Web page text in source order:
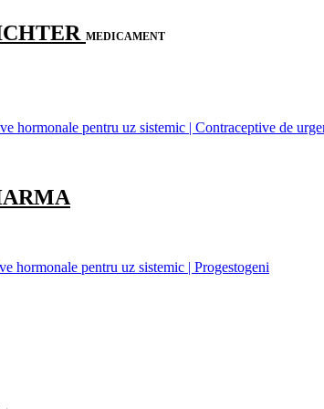
MEDICAMENT
hormonale pentru uz sistemic | Contraceptive de
hormonale pentru uz sistemic | Progestogeni